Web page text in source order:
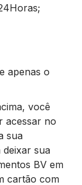
apenas o
você
acessar no
sua
deixar sua
BV em
cartão com